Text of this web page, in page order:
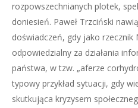
rozpowszechnianych plotek,
doniesień. Paweł Trzciński
doświadczeń, gdy jako rzecznik
odpowiedzialny za działania
państwa, w tzw. „aferze
typowy przykład sytuacji, gdy
skutkująca kryzysem